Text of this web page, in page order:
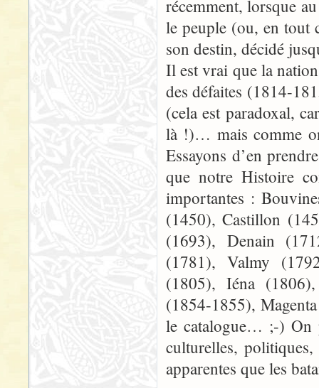
récemment, lorsque
le peuple (ou, en tout
son destin, décidé
Il est vrai que la
des défaites (1814-
(cela est paradoxal,
là !)… mais comme
Essayons d’en
que notre Histoire
importantes :
(1450), Castillon
(1693), Denain
(1781), Valmy
(1805), Iéna
(1854-1855),
le catalogue… ;-) On
culturelles,
apparentes que les